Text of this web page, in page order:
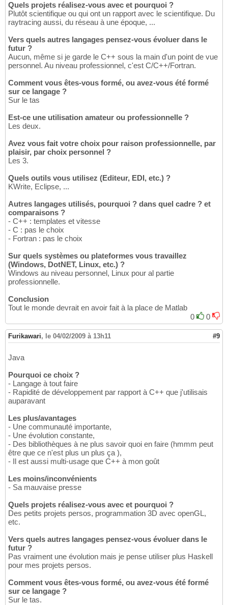
Quels projets réalisez-vous avec et pourquoi ?
Plutôt scientifique ou qui ont un rapport avec le scientifique. Du
raytracing aussi, du réseau à une époque, ...
Vers quels autres langages pensez-vous évoluer dans le
futur ?
Aucun, même si je garde le C++ sous la main d'un point de vue
personnel. Au niveau professionnel, c'est C/C++/Fortran.
Comment vous êtes-vous formé, ou avez-vous été formé
sur ce langage ?
Sur le tas
Est-ce une utilisation amateur ou professionnelle ?
Les deux.
Avez vous fait votre choix pour raison professionnelle, par
plaisir, par choix personnel ?
Les 3.
Quels outils vous utilisez (Editeur, EDI, etc.) ?
KWrite, Eclipse, ...
Autres langages utilisés, pourquoi ? dans quel cadre ? et
comparaisons ?
- C++ : templates et vitesse
- C : pas le choix
- Fortran : pas le choix
Sur quels systèmes ou plateformes vous travaillez
(Windows, DotNET, Linux, etc.) ?
Windows au niveau personnel, Linux pour al partie
professionnelle.
Conclusion
Tout le monde devrait en avoir fait à la place de Matlab
0
0
Furikawari, le 04/02/2009 à 13h11 #9
Java
Pourquoi ce choix ?
- Langage à tout faire
- Rapidité de développement par rapport à C++ que j'utilisais
auparavant
Les plus/avantages
- Une communauté importante,
- Une évolution constante,
- Des bibliothèques à ne plus savoir quoi en faire (hmmm peut
être que ce n'est plus un plus ça ),
- Il est aussi multi-usage que C++ à mon goût
Les moins/inconvénients
- Sa mauvaise presse
Quels projets réalisez-vous avec et pourquoi ?
Des petits projets persos, programmation 3D avec openGL,
etc.
Vers quels autres langages pensez-vous évoluer dans le
futur ?
Pas vraiment une évolution mais je pense utiliser plus Haskell
pour mes projets persos.
Comment vous êtes-vous formé, ou avez-vous été formé
sur ce langage ?
Sur le tas.